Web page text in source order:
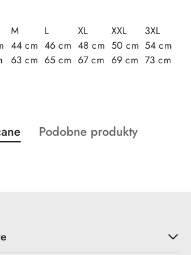
M L XL XXL
3XL
44 cm 46 cm 48 cm 50 cm 54 cm
63 cm 65 cm 67 cm 69 cm 73 cm
produktów
Produkty
Podobne produkty